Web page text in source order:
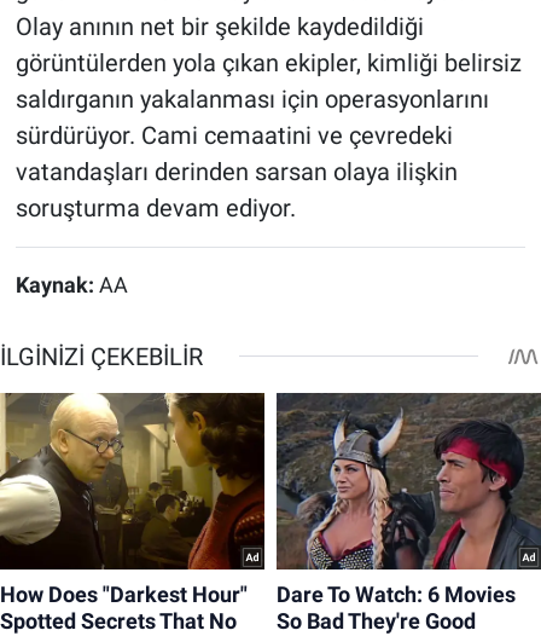
Olay anının net bir şekilde kaydedildiği
görüntülerden yola çıkan ekipler, kimliği belirsiz
saldırganın yakalanması için operasyonlarını
sürdürüyor. Cami cemaatini ve çevredeki
vatandaşları derinden sarsan olaya ilişkin
soruşturma devam ediyor.
Kaynak: AA